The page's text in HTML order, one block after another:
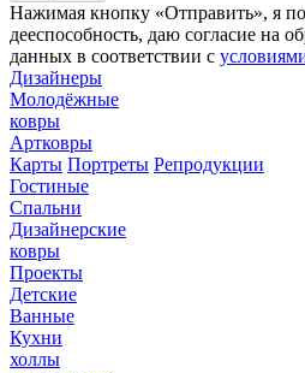
Нажимая кнопку «Отправить», я
дееспособность, даю согласие на
данных в соответствии с
Дизайнеры
Молодёжные
ковры
Артковры
Карты Портреты Репродукции
Гостиные
Спальни
Дизайнерские
ковры
Проекты
Детские
Ванные
Кухни
холлы